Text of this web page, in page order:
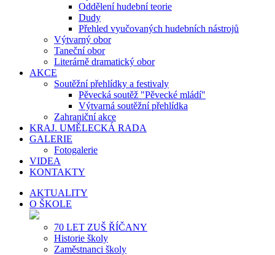
Oddělení hudební teorie
Dudy
Přehled vyučovaných hudebních nástrojů
Výtvarný obor
Taneční obor
Literárně dramatický obor
AKCE
Soutěžní přehlídky a festivaly
Pěvecká soutěž "Pěvecké mládí"
Výtvarná soutěžní přehlídka
Zahraniční akce
KRAJ. UMĚLECKÁ RADA
GALERIE
Fotogalerie
VIDEA
KONTAKTY
AKTUALITY
O ŠKOLE
70 LET ZUŠ ŘÍČANY
Historie školy
Zaměstnanci školy